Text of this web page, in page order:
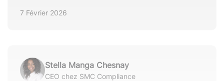
7 Février 2026
Stella Manga Chesnay
CEO chez SMC Compliance